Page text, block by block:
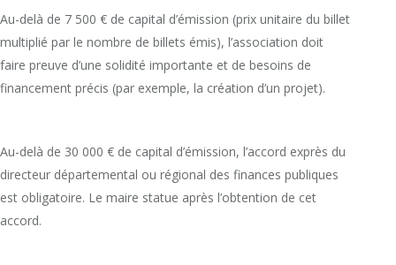
Au-delà de 7 500 € de capital d’émission (prix unitaire du billet
multiplié par le nombre de billets émis), l’association doit
faire preuve d’une solidité importante et de besoins de
financement précis (par exemple, la création d’un projet).
Au-delà de 30 000 € de capital d’émission, l’accord exprès du
directeur départemental ou régional des finances publiques
est obligatoire. Le maire statue après l’obtention de cet
accord.